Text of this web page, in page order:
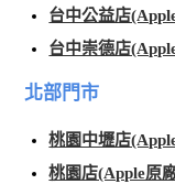
台中公益店
台中崇德店
北部門市
桃園中壢店
桃園店(Apple原